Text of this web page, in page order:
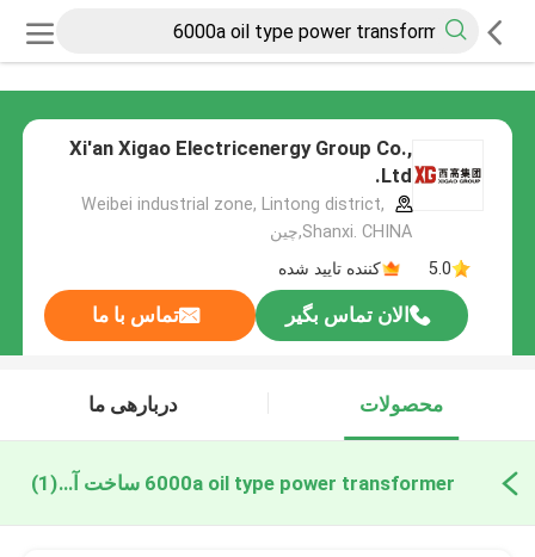
Xi'an Xigao Electricenergy Group Co.,
Ltd.
Weibei industrial zone, Lintong district,
Shanxi. CHINA,چین
5.0
کننده تایید شده
الان تماس بگیر تماس با ما
محصولات دربارهی ما
6000a oil type power transformer ساخت آنلاین(1)